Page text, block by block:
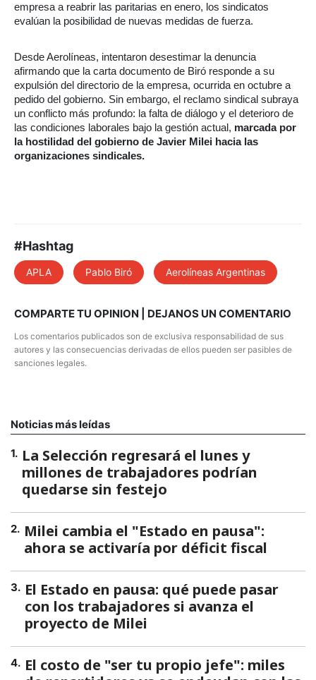
empresa a reabrir las paritarias en enero, los sindicatos
evalúan la posibilidad de nuevas medidas de fuerza.
Desde Aerolíneas, intentaron desestimar la denuncia
afirmando que la carta documento de Biró responde a su
expulsión del directorio de la empresa, ocurrida en octubre a
pedido del gobierno. Sin embargo, el reclamo sindical subraya
un conflicto más profundo: la falta de diálogo y el deterioro de
las condiciones laborales bajo la gestión actual, marcada por
la hostilidad del gobierno de Javier Milei hacia las
organizaciones sindicales.
#Hashtag
APLA Pablo Biró Aerolíneas Argentinas
COMPARTE TU OPINION | DEJANOS UN COMENTARIO
Los comentarios publicados son de exclusiva responsabilidad de sus
autores y las consecuencias derivadas de ellos pueden ser pasibles de
sanciones legales.
Noticias más leídas
1. La Selección regresará el lunes y
millones de trabajadores podrían
quedarse sin festejo
2. Milei cambia el "Estado en pausa":
ahora se activaría por déficit fiscal
3. El Estado en pausa: qué puede pasar
con los trabajadores si avanza el
proyecto de Milei
4. El costo de "ser tu propio jefe": miles